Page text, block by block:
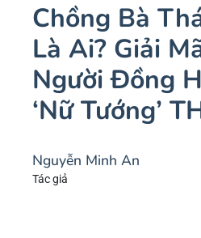
Chồng Bà
Là Ai? Giải
Người Đồng
‘Nữ Tướng’
Nguyễn Minh An
Tác giả